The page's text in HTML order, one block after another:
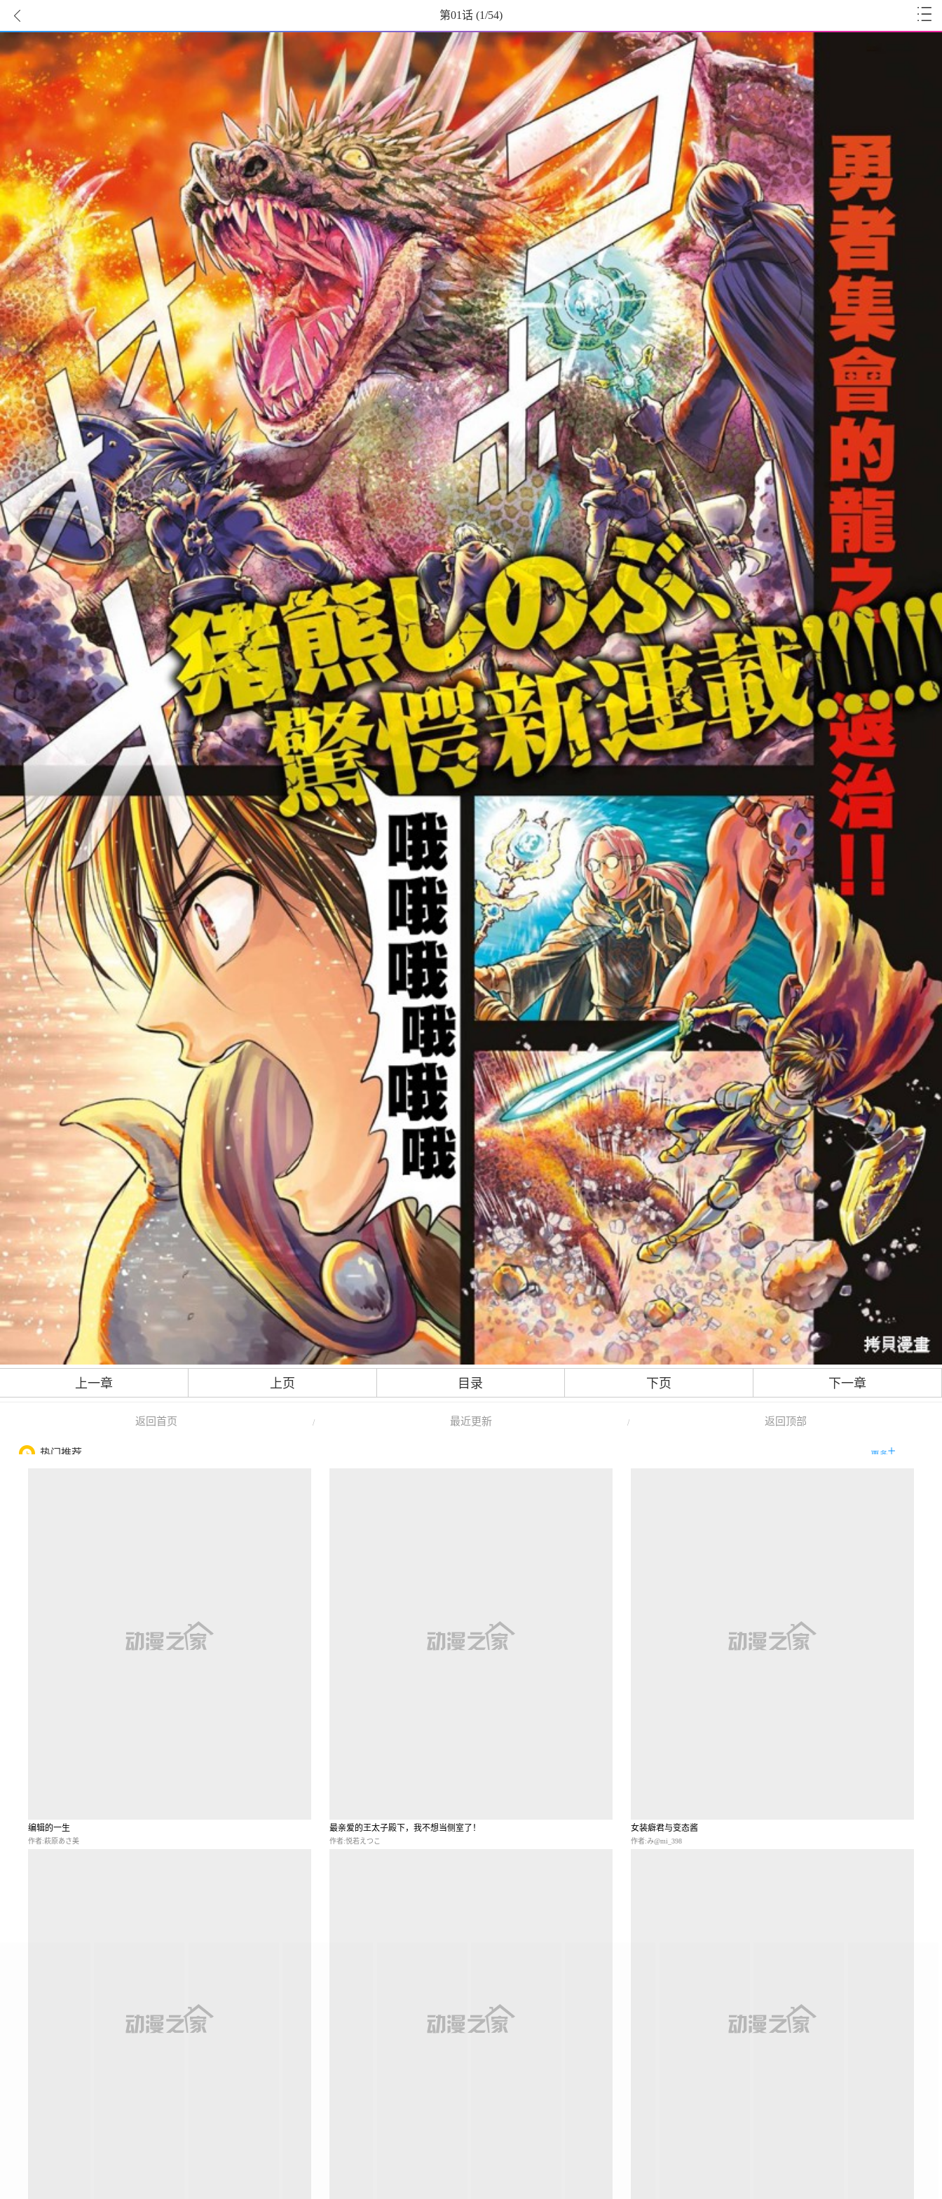
第01话 (1/54)
上一章 上页 目录 下页 下一章
返回首页 / 最近更新 / 返回顶部
热门推荐
编辑的一生
作者:萩原あさ美
最亲爱的王太子殿下，我不想当侧室了！
作者:悦若えつこ
女装癖君与变态酱
作者:み@mi_398